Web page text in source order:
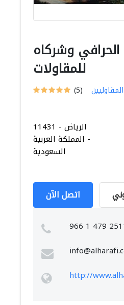
وشركاه
للمقاولات
(5)
الرياض - 11431
- المملكة العربية
السعودية
اتصل الآن
966 1 479
http://